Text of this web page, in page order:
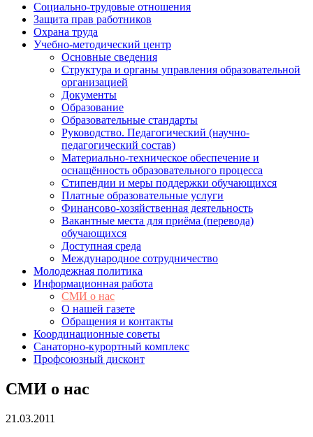
Социально-трудовые отношения
Защита прав работников
Охрана труда
Учебно-методический центр
Основные сведения
Структура и органы управления образовательной
организацией
Документы
Образование
Образовательные стандарты
Руководство. Педагогический (научно-
педагогический состав)
Материально-техническое обеспечение и
оснащённость образовательного процесса
Стипендии и меры поддержки обучающихся
Платные образовательные услуги
Финансово-хозяйственная деятельность
Вакантные места для приёма (перевода)
обучающихся
Доступная среда
Международное сотрудничество
Молодежная политика
Информационная работа
СМИ о нас
О нашей газете
Обращения и контакты
Координационные советы
Санаторно-курортный комплекс
Профсоюзный дисконт
СМИ о нас
21.03.2011